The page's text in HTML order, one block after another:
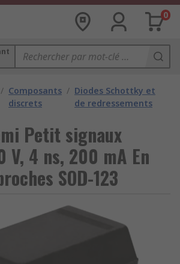
0
/ Composants
discrets
/ Diodes Schottky et
de redressements
Petit signaux
V, 4 ns, 200 mA En
SOD-123